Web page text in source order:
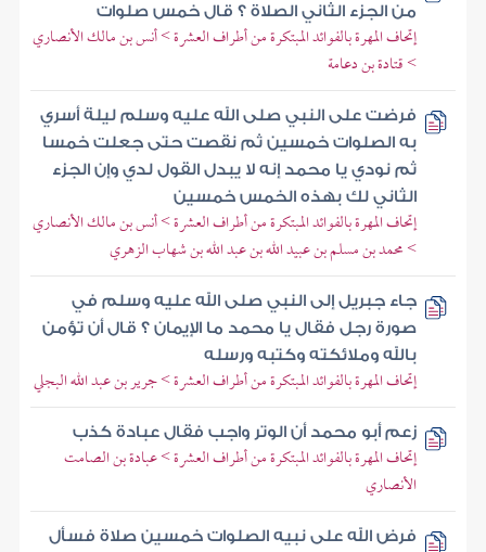
من الجزء الثاني الصلاة ؟ قال خمس صلوات
إتحاف المهرة بالفوائد المبتكرة من أطراف العشرة > أنس بن مالك الأنصاري
> قتادة بن دعامة
فرضت على النبي صلى الله عليه وسلم ليلة أسري
به الصلوات خمسين ثم نقصت حتى جعلت خمسا
ثم نودي يا محمد إنه لا يبدل القول لدي وإن الجزء
الثاني لك بهذه الخمس خمسين
إتحاف المهرة بالفوائد المبتكرة من أطراف العشرة > أنس بن مالك الأنصاري
> محمد بن مسلم بن عبيد الله بن عبد الله بن شهاب الزهري
جاء جبريل إلى النبي صلى الله عليه وسلم في
صورة رجل فقال يا محمد ما الإيمان ؟ قال أن تؤمن
بالله وملائكته وكتبه ورسله
إتحاف المهرة بالفوائد المبتكرة من أطراف العشرة > جرير بن عبد الله البجلي
زعم أبو محمد أن الوتر واجب فقال عبادة كذب
إتحاف المهرة بالفوائد المبتكرة من أطراف العشرة > عبادة بن الصامت
الأنصاري
فرض الله على نبيه الصلوات خمسين صلاة فسأل